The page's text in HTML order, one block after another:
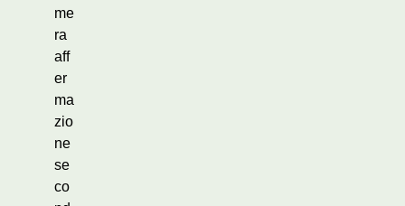
me
ra
aff
er
ma
zio
ne
se
co